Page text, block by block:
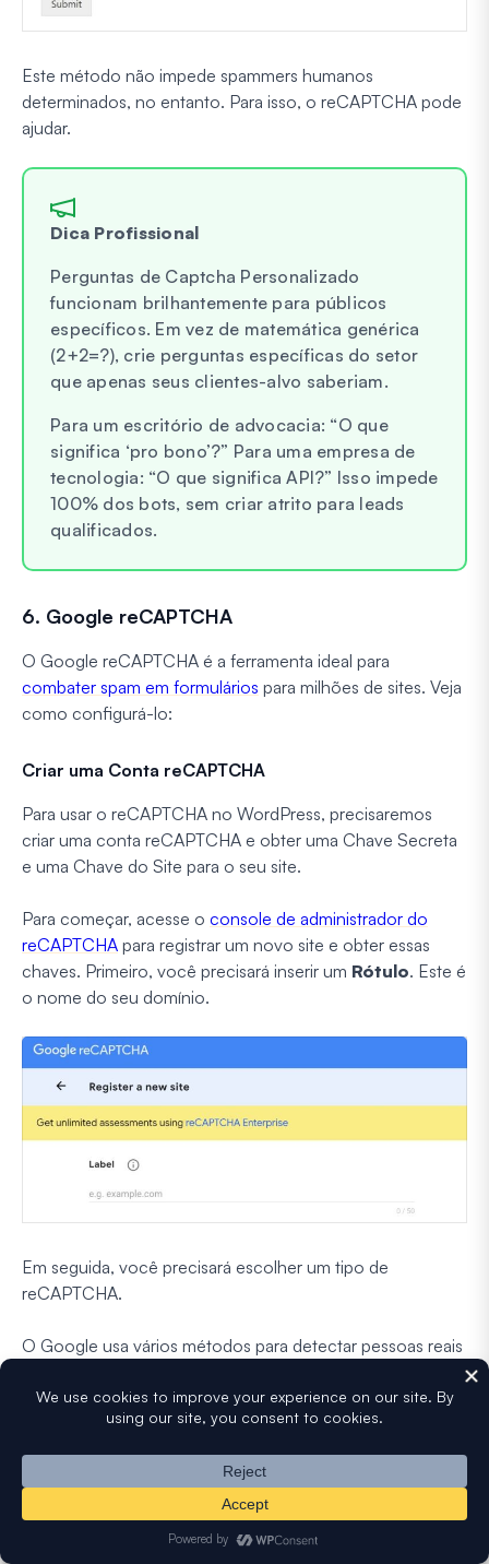
Este método não impede spammers humanos
determinados, no entanto. Para isso, o reCAPTCHA pode
ajudar.
Dica Profissional
Perguntas de Captcha Personalizado
funcionam brilhantemente para públicos
específicos. Em vez de matemática genérica
(2+2=?), crie perguntas específicas do setor
que apenas seus clientes-alvo saberiam.
Para um escritório de advocacia: “O que
significa ‘pro bono’?” Para uma empresa de
tecnologia: “O que significa API?” Isso impede
100% dos bots, sem criar atrito para leads
qualificados.
6. Google reCAPTCHA
O Google reCAPTCHA é a ferramenta ideal para
combater spam em formulários para milhões de sites. Veja
como configurá-lo:
Criar uma Conta reCAPTCHA
Para usar o reCAPTCHA no WordPress, precisaremos
criar uma conta reCAPTCHA e obter uma Chave Secreta
e uma Chave do Site para o seu site.
Para começar, acesse o console de administrador do
reCAPTCHA para registrar um novo site e obter essas
chaves. Primeiro, você precisará inserir um Rótulo. Este é
o nome do seu domínio.
Em seguida, você precisará escolher um tipo de
reCAPTCHA.
O Google usa vários métodos para detectar pessoas reais
reCAPTCHA v3pode avaliar o comportamento
do usuário e filtrar atividades de bots sem que seu
visitante precise fazer nada.
reCAPTCHA v2apresenta um desafio ao usuário,
como uma caixa de seleção.